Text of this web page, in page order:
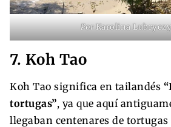
PorKarolina
7. Koh Tao
Koh Tao significa en tailandés
tortugas”, ya que aquí
llegaban centenares de tortugas